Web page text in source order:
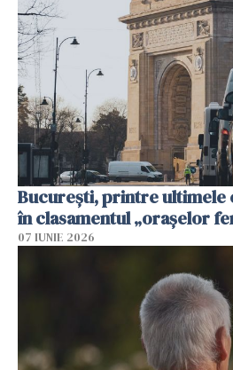
București, printre ultimele
în clasamentul „orașelor
07 IUNIE 2026